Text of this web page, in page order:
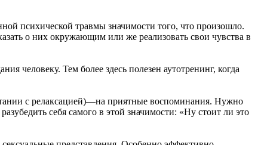
психической травмы значимости того, что произошло.
о них окружающим или же реализовать свои чувства в
человеку. Тем более здесь полезен аутотренинг, когда
с релаксацией)—на приятные воспоминания. Нужно
себя самого в этой значимости: «Ну стоит ли это